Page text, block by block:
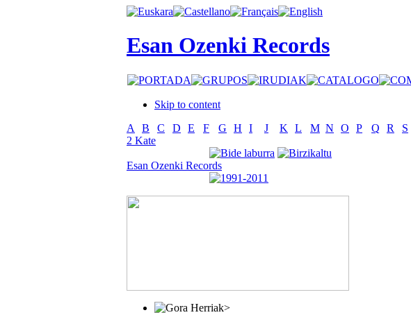
Esan Ozenki Records
Skip to content
A
B C D E F G H I J K L M N O P Q R S
2 Kate
Esan Ozenki Records
>